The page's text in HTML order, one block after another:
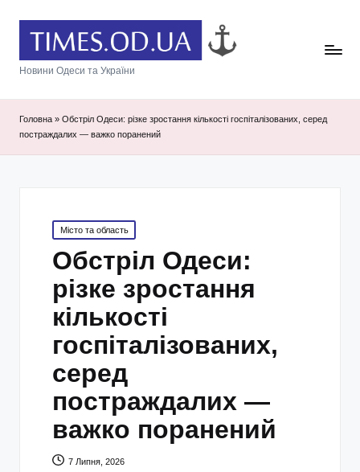
Новини Одеси та України
Головна » Обстріл Одеси: різке зростання кількості госпіталізованих, серед
постраждалих — важко поранений
Posted
in
Місто та область
Обстріл Одеси:
різке зростання
кількості
госпіталізованих,
серед
постраждалих —
важко поранений
7 Липня, 2026